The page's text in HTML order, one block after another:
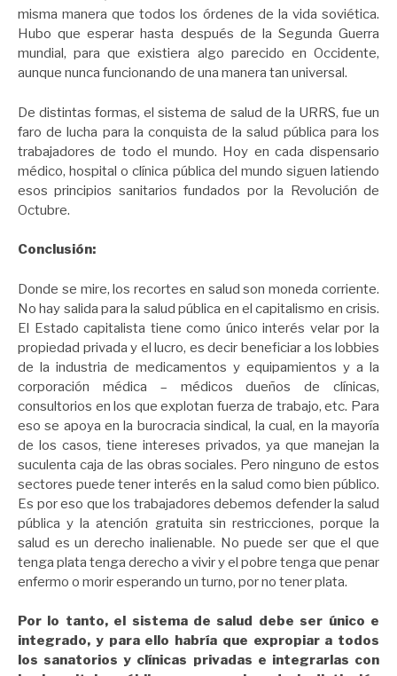
misma manera que todos los órdenes de la vida soviética.
Hubo que esperar hasta después de la Segunda Guerra
mundial, para que existiera algo parecido en Occidente,
aunque nunca funcionando de una manera tan universal.
De distintas formas, el sistema de salud de la URRS, fue un
faro de lucha para la conquista de la salud pública para los
trabajadores de todo el mundo. Hoy en cada dispensario
médico, hospital o clínica pública del mundo siguen latiendo
esos principios sanitarios fundados por la Revolución de
Octubre.
Conclusión:
Donde se mire, los recortes en salud son moneda corriente.
No hay salida para la salud pública en el capitalismo en crisis.
El Estado capitalista tiene como único interés velar por la
propiedad privada y el lucro, es decir beneficiar a los lobbies
de la industria de medicamentos y equipamientos y a la
corporación médica – médicos dueños de clínicas,
consultorios en los que explotan fuerza de trabajo, etc. Para
eso se apoya en la burocracia sindical, la cual, en la mayoría
de los casos, tiene intereses privados, ya que manejan la
suculenta caja de las obras sociales. Pero ninguno de estos
sectores puede tener interés en la salud como bien público.
Es por eso que los trabajadores debemos defender la salud
pública y la atención gratuita sin restricciones, porque la
salud es un derecho inalienable. No puede ser que el que
tenga plata tenga derecho a vivir y el pobre tenga que penar
enfermo o morir esperando un turno, por no tener plata.
Por lo tanto, el sistema de salud debe ser único e
integrado, y para ello habría que expropiar a todos
los sanatorios y clínicas privadas e integrarlas con